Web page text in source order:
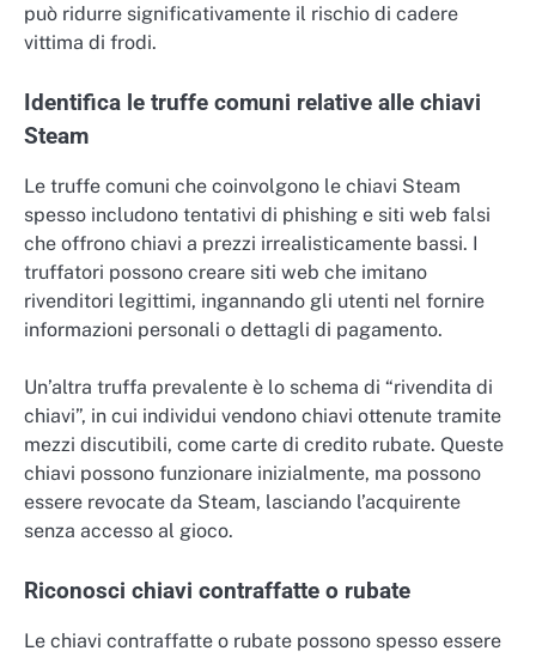
può ridurre significativamente il rischio di cadere
vittima di frodi.
Identifica le truffe comuni relative alle chiavi
Steam
Le truffe comuni che coinvolgono le chiavi Steam
spesso includono tentativi di phishing e siti web falsi
che offrono chiavi a prezzi irrealisticamente bassi. I
truffatori possono creare siti web che imitano
rivenditori legittimi, ingannando gli utenti nel fornire
informazioni personali o dettagli di pagamento.
Un’altra truffa prevalente è lo schema di “rivendita di
chiavi”, in cui individui vendono chiavi ottenute tramite
mezzi discutibili, come carte di credito rubate. Queste
chiavi possono funzionare inizialmente, ma possono
essere revocate da Steam, lasciando l’acquirente
senza accesso al gioco.
Riconosci chiavi contraffatte o rubate
Le chiavi contraffatte o rubate possono spesso essere